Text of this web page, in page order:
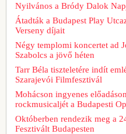
Nyilvános a Bródy Dalok
Átadták a Budapest Play
Verseny díjait
Négy templomi koncertet ad
Szabolcs a jövő héten
Tarr Béla tiszteletére indít
Szarajevói Filmfesztivál
Mohácson ingyenes
rockmusicaljét a Budapesti
Októberben rendezik meg a
Fesztivált Budapesten